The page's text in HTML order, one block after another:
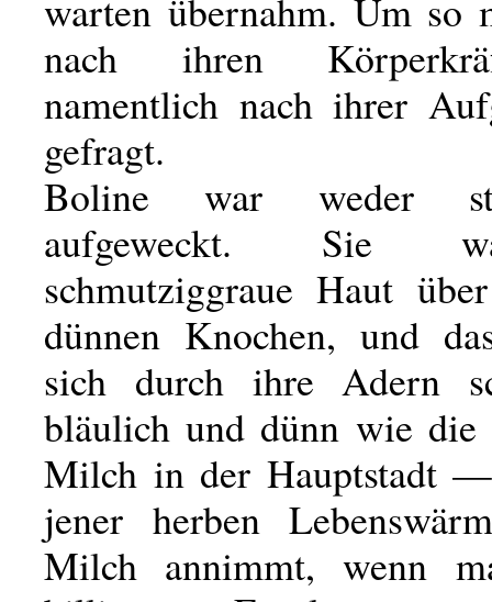
warten übernahm. Um so
nach ihren
namentlich nach ihrer
gefragt.
Boline war weder
aufgeweckt. Sie
schmutziggraue Haut
dünnen Knochen, und
sich durch ihre Adern
bläulich und dünn wie die
Milch in der Hauptstadt
jener herben
Milch annimmt, wenn